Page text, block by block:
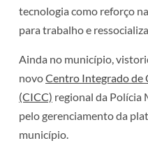
tecnologia como reforço
para trabalho e
Ainda no município,
novoCentro Integrado de
(CICC) regional da Polícia
pelo gerenciamento da
município.